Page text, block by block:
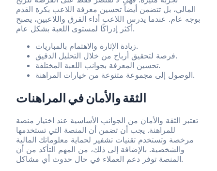
المالي، بل تتضمن أيضاً تحسين معرفة اللاعب بكرة القدم
بوجه عام. عندما يدرس اللاعب أداء الفرق واللاعبين، يصبح
أكثر إدراكًا لمستوى اللعبة بشكل عام.
زيادة الإثارة والاهتمام بالمباريات.
فرصة لتحقيق أرباح من خلال التحليل الدقيق.
تحسين المعرفة بجوانب اللعبة المختلفة.
الوصول إلى مجموعة متنوعة من خيارات المراهنة.
الثقة والأمان في المراهنات
تعتبر الثقة والأمان من الجوانب الأساسية عند اختيار منصة
للمراهنة. يجب أن تضمن أن المنصة التي تستخدمها
مرخصة وتستخدم تقنيات تشفير لحماية معلوماتك المالية
والشخصية. بالإضافة إلى ذلك، من المهم التأكد من أن
المنصة توفر دعم العملاء في حال حدوث أي مشاكل.